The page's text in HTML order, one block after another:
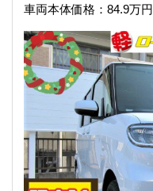
車両本体価格：84.9万円